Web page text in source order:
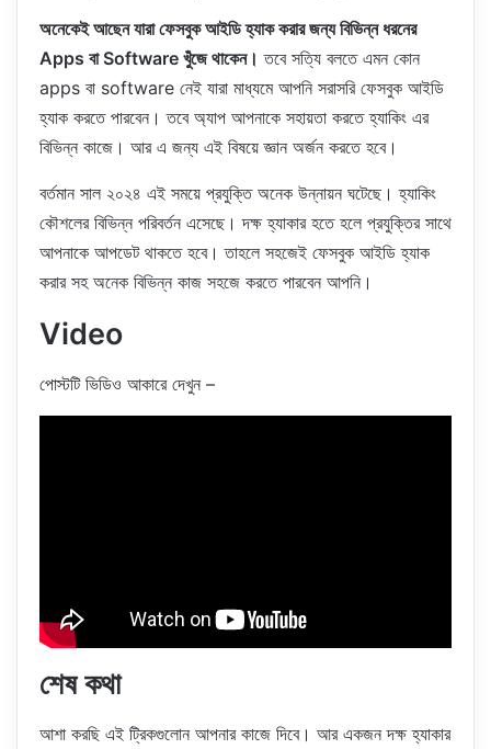
অনেকেই আছেন যারা ফেসবুক আইডি হ্যাক করার জন্য বিভিন্ন ধরনের
Apps বা Software খুঁজে থাকেন। তবে সত্যি বলতে এমন কোন
apps বা software নেই যারা মাধ্যমে আপনি সরাসরি ফেসবুক আইডি
হ্যাক করতে পারবেন। তবে অ্যাপ আপনাকে সহায়তা করতে হ্যাকিং এর
বিভিন্ন কাজে। আর এ জন্য এই বিষয়ে জ্ঞান অর্জন করতে হবে।
বর্তমান সাল ২০২৪ এই সময়ে প্রযুক্তি অনেক উন্নায়ন ঘটেছে। হ্যাকিং
কৌশলের বিভিন্ন পরিবর্তন এসেছে। দক্ষ হ্যাকার হতে হলে প্রযুক্তির সাথে
আপনাকে আপডেট থাকতে হবে। তাহলে সহজেই ফেসবুক আইডি হ্যাক
করার সহ অনেক বিভিন্ন কাজ সহজে করতে পারবেন আপনি।
Video
পোস্টটি ভিডিও আকারে দেখুন –
শেষ কথা
আশা করছি এই ট্রিকগুলোন আপনার কাজে দিবে। আর একজন দক্ষ হ্যাকার